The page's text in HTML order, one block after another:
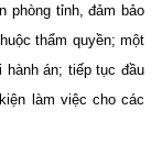
phòng tỉnh, đảm bảo
thẩm quyền; một
án; tiếp tục đầu
làm việc cho các